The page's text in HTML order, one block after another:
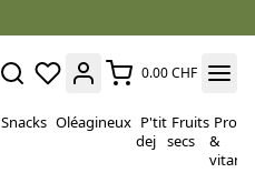
0.00 CHF
Snacks Oléagineux P'tit
dej
Fruits
secs
&